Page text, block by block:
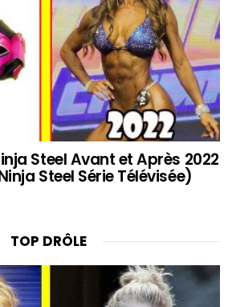
Steel Avant et Après 2022
Steel Série Télévisée)
TOP DRÔLE